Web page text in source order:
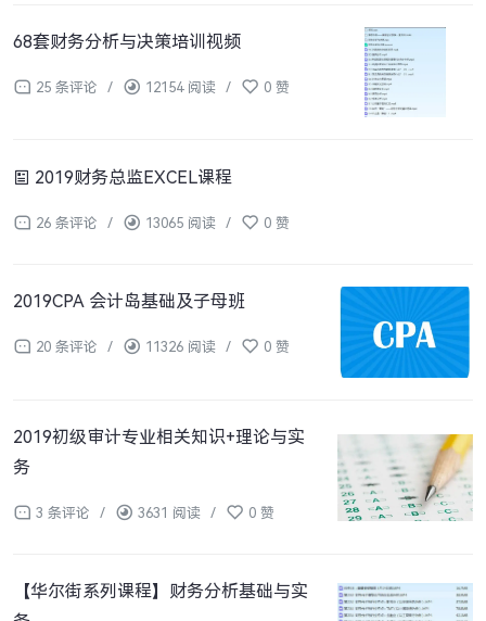
68套财务分析与决策培训视频
25 条评论 / 12154 阅读 / 0 赞
2019财务总监EXCEL课程
26 条评论 / 13065 阅读 / 0 赞
2019CPA 会计岛基础及子母班
20 条评论 / 11326 阅读 / 0 赞
2019初级审计专业相关知识+理论与实
务
3 条评论 / 3631 阅读 / 0 赞
【华尔街系列课程】财务分析基础与实